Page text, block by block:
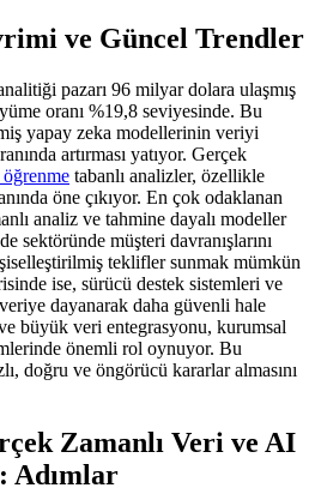
ve Güncel Trendler
pazarı 96 milyar dolara ulaşmış
oranı %19,8 seviyesinde. Bu
yapay zeka modellerinin veriyi
artırması yatıyor. Gerçek
tabanlı analizler, özellikle
öne çıkıyor. En çok odaklanan
analiz ve tahmine dayalı modeller
sektöründe müşteri davranışlarını
teklifler sunmak mümkün
ise, sürücü destek sistemleri ve
dayanarak daha güvenli hale
büyük veri entegrasyonu, kurumsal
önemli rol oynuyor. Bu
doğru ve öngörücü kararlar almasını
Zamanlı Veri ve AI
Adımlar